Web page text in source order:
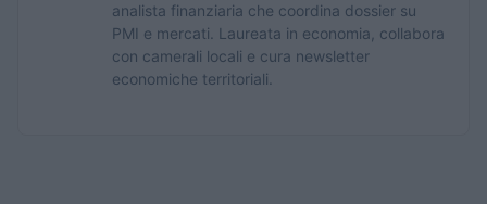
analista finanziaria che coordina dossier su
PMI e mercati. Laureata in economia, collabora
con camerali locali e cura newsletter
economiche territoriali.